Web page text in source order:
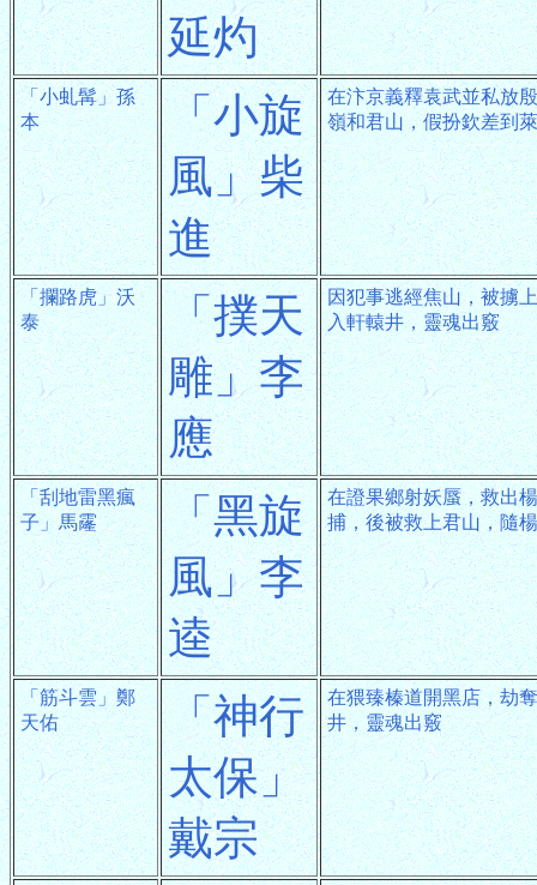
延灼
「小虬髯」孫
本
「小旋
風」柴
進
在汴京義釋袁武並私放
嶺和君山，假扮欽差到
「攔路虎」沃
泰
「撲天
雕」李
應
因犯事逃經焦山，被擄
入軒轅井，靈魂出竅
「刮地雷黑瘋
子」馬霳
「黑旋
風」李
逵
在證果鄉射妖蜃，救出
捕，後被救上君山，隨
「筋斗雲」鄭
天佑
「神行
太保」
戴宗
在猥臻榛道開黑店，劫
井，靈魂出竅